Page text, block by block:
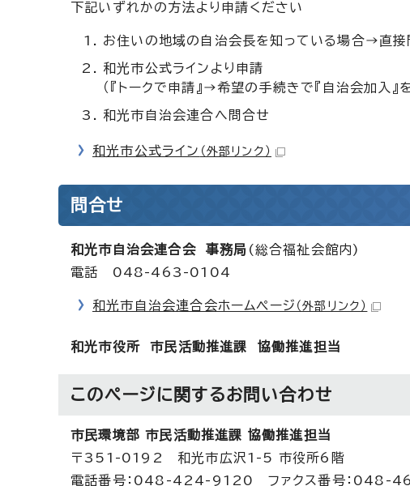
下記いずれかの方法より申請ください
お住いの地域の自治会長を知っている場合→直接
和光市公式ラインより申請
（『トークで申請』→希望の手続きで『自治会加入
和光市自治会連合へ問合せ
和光市公式ライン （外部リンク）
問合せ
和光市自治会連合会 事務局 (総合福祉会館内)
電話 048-463-0104
和光市自治会連合会ホームページ （外部リンク）
和光市役所 市民活動推進課 協働推進担当
このページに関するお問い合わせ
市民環境部 市民活動推進課 協働推進担当
〒351-0192 和光市広沢1-5 市役所6階
電話番号：048-424-9120 ファクス番号：048-